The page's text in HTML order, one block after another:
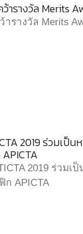
รางวัล Merits
รางวัล Merits
2019 ร่วมเป็
2019 ร่วม
ก APICTA